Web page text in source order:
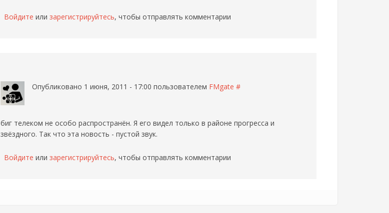
Войдите или зарегистрируйтесь, чтобы отправлять комментарии
Опубликовано 1 июня, 2011 - 17:00 пользователем FMgate #
биг телеком не особо распространён. Я его видел только в районе прогресса и
звёздного. Так что эта новость - пустой звук.
Войдите или зарегистрируйтесь, чтобы отправлять комментарии